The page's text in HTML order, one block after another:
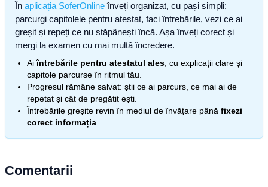
În aplicația SoferOnline înveți organizat, cu pași simpli:
parcurgi capitolele pentru atestat, faci întrebările, vezi ce ai
greșit și repeți ce nu stăpânești încă. Așa înveți corect și
mergi la examen cu mai multă încredere.
Aiîntrebările pentru atestatul ales , cu explicații clare și
capitole parcurse în ritmul tău.
Progresul rămâne salvat: știi ce ai parcurs, ce mai ai de
repetat și cât de pregătit ești.
Întrebările greșite revin în mediul de învățare până fixezi
corect informația
Comentarii